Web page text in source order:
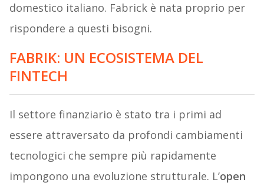
domestico italiano. Fabrick è nata proprio per
rispondere a questi bisogni.
FABRIK: UN ECOSISTEMA DEL
FINTECH
Il settore finanziario è stato tra i primi ad
essere attraversato da profondi cambiamenti
tecnologici che sempre più rapidamente
impongono una evoluzione strutturale. L’open